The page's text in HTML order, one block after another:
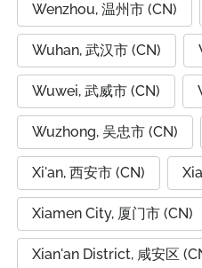
Wenzhou, 温州市 (CN)
Wuhan, 武汉市 (CN)
Wuwei, 武威市 (CN)
Wuzhong, 吴忠市 (CN)
Xi'an, 西安市 (CN)
Xiamen City, 厦门市 (CN)
Xian'an District, 咸安区